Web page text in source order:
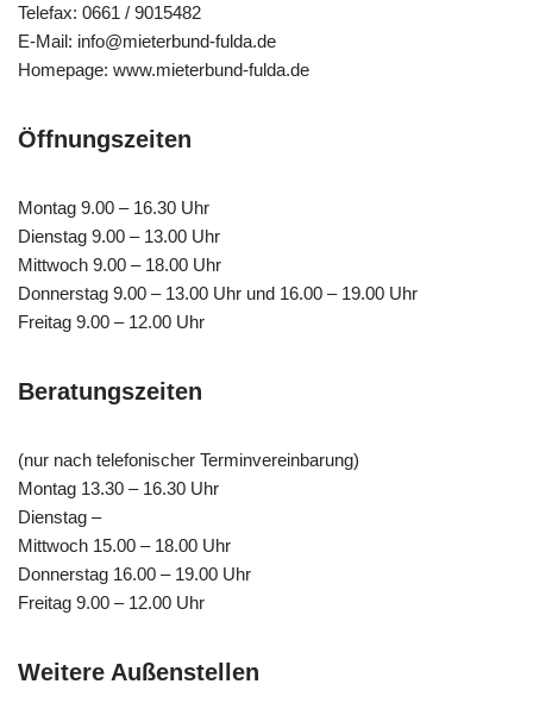
Telefax: 0661 / 9015482
E-Mail: info@mieterbund-fulda.de
Homepage: www.mieterbund-fulda.de
Öffnungszeiten
Montag 9.00 – 16.30 Uhr
Dienstag 9.00 – 13.00 Uhr
Mittwoch 9.00 – 18.00 Uhr
Donnerstag 9.00 – 13.00 Uhr und 16.00 – 19.00 Uhr
Freitag 9.00 – 12.00 Uhr
Beratungszeiten
(nur nach telefonischer Terminvereinbarung)
Montag 13.30 – 16.30 Uhr
Dienstag –
Mittwoch 15.00 – 18.00 Uhr
Donnerstag 16.00 – 19.00 Uhr
Freitag 9.00 – 12.00 Uhr
Weitere Außenstellen